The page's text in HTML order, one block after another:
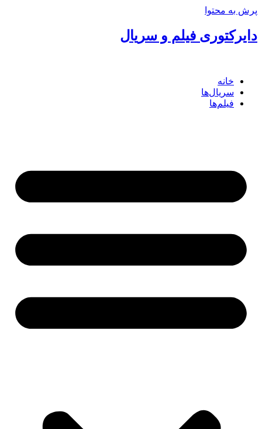
پرش به محتوا
دایرکتوری فیلم و سریال
خانه
سریال‌ها
فیلم‌ها